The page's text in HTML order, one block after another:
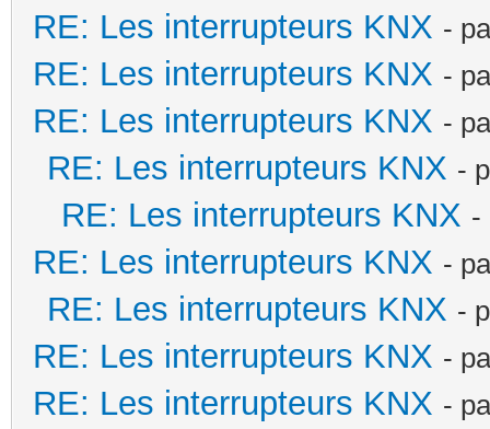
RE: Les interrupteurs KNX -
RE: Les interrupteurs KNX -
RE: Les interrupteurs KNX -
RE: Les interrupteurs KNX -
RE: Les interrupteurs KNX -
RE: Les interrupteurs KNX -
RE: Les interrupteurs KNX -
RE: Les interrupteurs KNX -
RE: Les interrupteurs KNX -